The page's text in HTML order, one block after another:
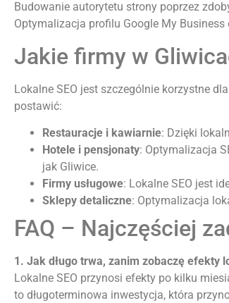
Budowanie autorytetu strony poprzez
Optymalizacja profilu Google My
Jakie firmy w
Lokalne SEO jest szczególnie korzystne
postawić:
Restauracje i kawiarnie: Dzięki
Hotele i pensjonaty: Optymalizacja
jak Gliwice.
Firmy usługowe: Lokalne SEO jest
Sklepy detaliczne: Optymalizacja
FAQ – Najczęściej
1. Jak długo trwa, zanim zobaczę efekty
Lokalne SEO przynosi efekty po kilku
to długoterminowa inwestycja, która